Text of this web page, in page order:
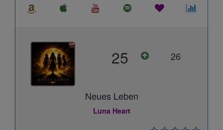
25 26
Neues Leben
Luna Heart